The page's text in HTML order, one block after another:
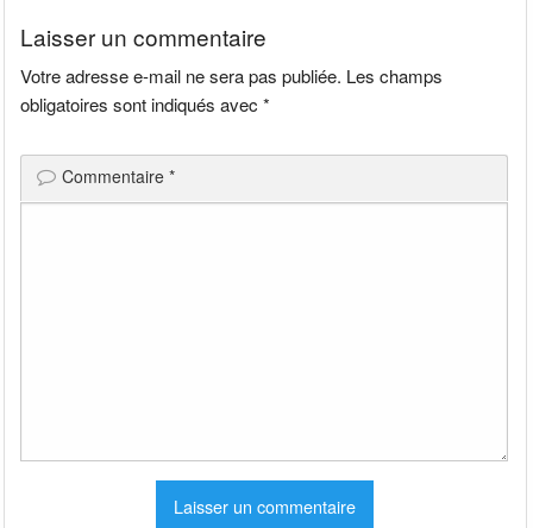
Laisser un commentaire
Votre adresse e-mail ne sera pas publiée. Les champs
obligatoires sont indiqués avec*
Commentaire*